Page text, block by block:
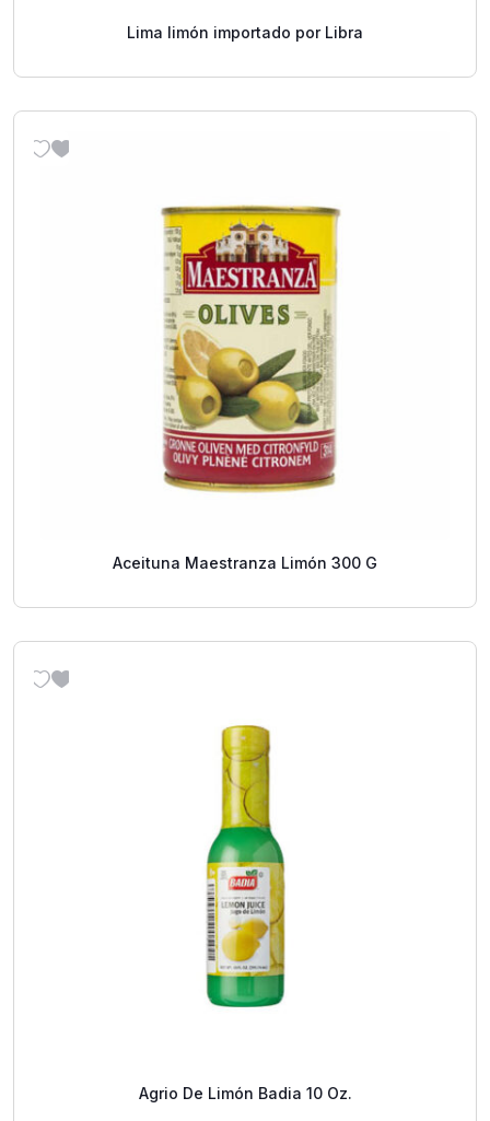
Lima limón importado por Libra
Aceituna Maestranza Limón 300 G
Agrio De Limón Badia 10 Oz.